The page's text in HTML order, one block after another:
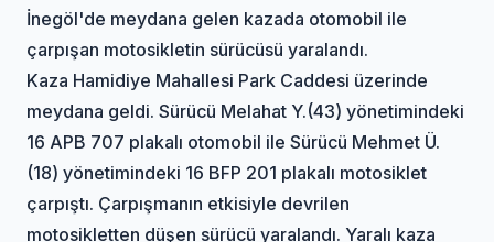
İnegöl'de meydana gelen kazada otomobil ile
çarpışan motosikletin sürücüsü yaralandı.
Kaza Hamidiye Mahallesi Park Caddesi üzerinde
meydana geldi. Sürücü Melahat Y.(43) yönetimindeki
16 APB 707 plakalı otomobil ile Sürücü Mehmet Ü.
(18) yönetimindeki 16 BFP 201 plakalı motosiklet
çarpıştı. Çarpışmanın etkisiyle devrilen
motosikletten düşen sürücü yaralandı. Yaralı kaza